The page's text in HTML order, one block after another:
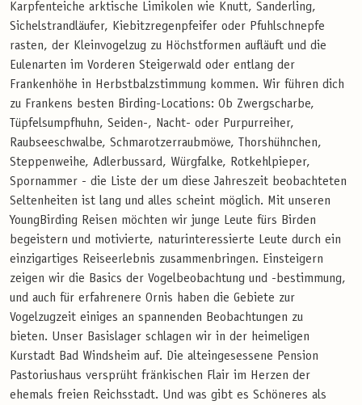
Karpfenteiche arktische Limikolen wie Knutt, Sanderling,
Sichelstrandläufer, Kiebitzregenpfeifer oder Pfuhlschnepfe
rasten, der Kleinvogelzug zu Höchstformen aufläuft und die
Eulenarten im Vorderen Steigerwald oder entlang der
Frankenhöhe in Herbstbalzstimmung kommen. Wir führen dich
zu Frankens besten Birding-Locations: Ob Zwergscharbe,
Tüpfelsumpfhuhn, Seiden-, Nacht- oder Purpurreiher,
Raubseeschwalbe, Schmarotzerraubmöwe, Thorshühnchen,
Steppenweihe, Adlerbussard, Würgfalke, Rotkehlpieper,
Spornammer - die Liste der um diese Jahreszeit beobachteten
Seltenheiten ist lang und alles scheint möglich. Mit unseren
YoungBirding Reisen möchten wir junge Leute fürs Birden
begeistern und motivierte, naturinteressierte Leute durch ein
einzigartiges Reiseerlebnis zusammenbringen. Einsteigern
zeigen wir die Basics der Vogelbeobachtung und -bestimmung,
und auch für erfahrenere Ornis haben die Gebiete zur
Vogelzugzeit einiges an spannenden Beobachtungen zu
bieten. Unser Basislager schlagen wir in der heimeligen
Kurstadt Bad Windsheim auf. Die alteingesessene Pension
Pastoriushaus versprüht fränkischen Flair im Herzen der
ehemals freien Reichsstadt. Und was gibt es Schöneres als